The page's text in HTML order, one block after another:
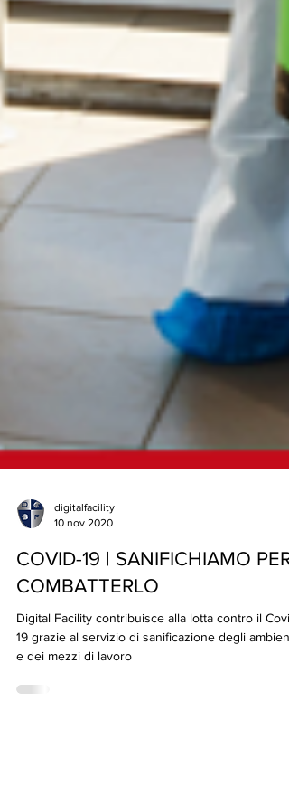
digitalfacility
10 nov 2020
COVID-19 | SANIFICHIAMO PER
COMBATTERLO
19 grazie al servizio di sanificazione degli ambienti
e dei mezzi di lavoro